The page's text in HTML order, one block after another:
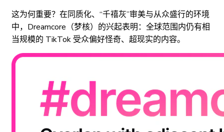
这为何重要？在同质化、“千禧灰”审美与从众盛行的环境
中，Dreamcore（梦核）的兴起表明：全球范围内仍有相
当规模的 TikTok 受众偏好怪奇、超现实的内容。